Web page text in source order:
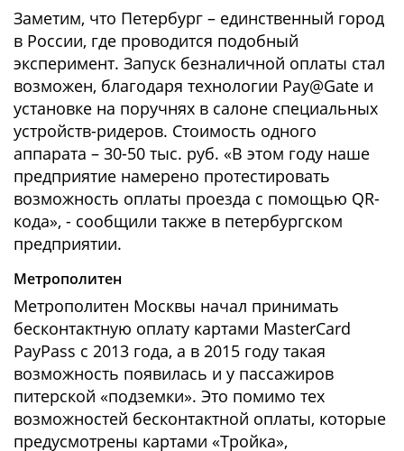
Заметим, что Петербург – единственный город
в России, где проводится подобный
эксперимент. Запуск безналичной оплаты стал
возможен, благодаря технологии Pay@Gate и
установке на поручнях в салоне специальных
устройств-ридеров. Стоимость одного
аппарата – 30-50 тыс. руб. «В этом году наше
предприятие намерено протестировать
возможность оплаты проезда с помощью QR-
кода», - сообщили также в петербургском
предприятии.
Метрополитен
Метрополитен Москвы начал принимать
бесконтактную оплату картами MasterCard
PayPass с 2013 года, а в 2015 году такая
возможность появилась и у пассажиров
питерской «подземки». Это помимо тех
возможностей бесконтактной оплаты, которые
предусмотрены картами «Тройка»,